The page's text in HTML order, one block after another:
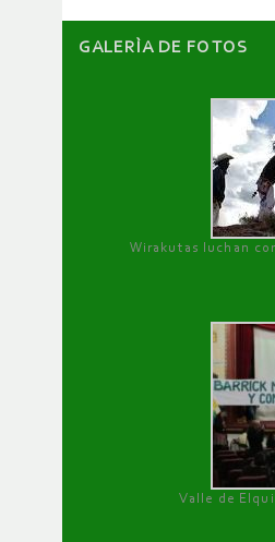
GALERÌA DE FOTOS
Wirakutas luchan
Valle de